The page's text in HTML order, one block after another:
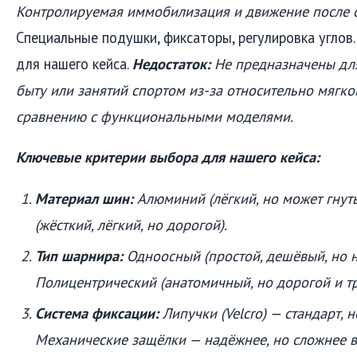
Контролируемая иммобилизация и движение после
Специальные подушки, фиксаторы, регулировка
для нашего кейса. Недостаток:Не предназначены
быту или занятий спортом из-за относительно
сравнению с функциональными моделями.
Ключевые критерии выбора для нашего кейса:
Материал шин:Алюминий (лёгкий, но может
(жёсткий, лёгкий, но дорогой).
Тип шарнира:Одноосный (простой, дешёвый, но
Полицентрический (анатомичный, но дорогой и
Система фиксации:Липучки (Velcro) — стандарт,
Механические защёлки — надёжнее, но сложнее